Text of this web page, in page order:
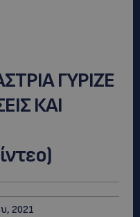
ΓΥΡΙΖΕ
ΚΑΙ
2021